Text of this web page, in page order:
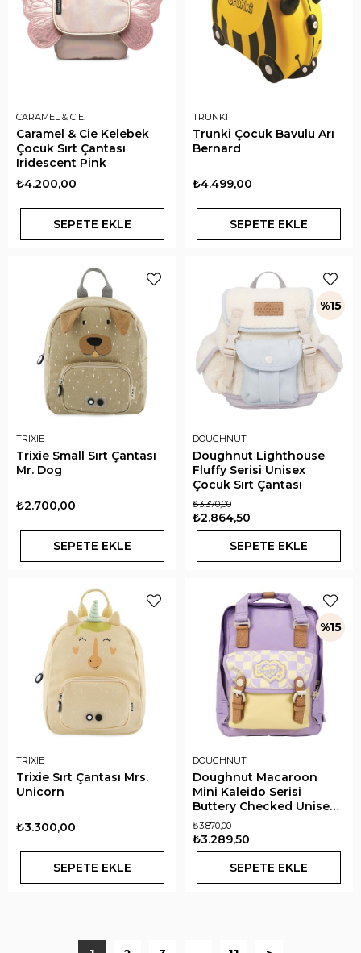
CARAMEL & CIE.
Caramel & Cie Kelebek
Çocuk Sırt Çantası
Iridescent Pink
₺4.200,00
SEPETE EKLE
TRUNKI
Trunki Çocuk Bavulu Arı
Bernard
₺4.499,00
SEPETE EKLE
TRIXIE
Trixie Small Sırt Çantası
Mr. Dog
₺2.700,00
SEPETE EKLE
DOUGHNUT
Doughnut Lighthouse
Fluffy Serisi Unisex
Çocuk Sırt Çantası
₺2.864,50
₺3.370,00
SEPETE EKLE
%15
TRIXIE
Trixie Sırt Çantası Mrs.
Unicorn
₺3.300,00
SEPETE EKLE
DOUGHNUT
Doughnut Macaroon
Mini Kaleido Serisi
Buttery Checked Unisex
Çocuk Sırt Çantası
₺3.289,50
₺3.870,00
SEPETE EKLE
%15